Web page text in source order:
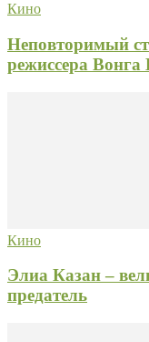
Кино
Неповторимый
режиссера Вонга
Кино
Элиа Казан –
предатель